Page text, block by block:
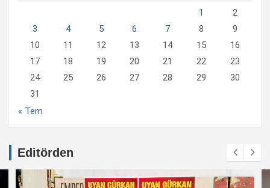
1
2
3
4 5 6 7 8
9
10
11 12 13 14 15
16
17
18 19 20 21 22
23
24
25 26 27 28 29
30
31
« Tem
Editörden